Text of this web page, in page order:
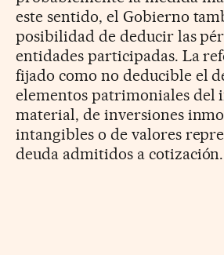
este sentido, el Gobierno
posibilidad de deducir las
entidades participadas. La
fijado como no deducible el
elementos patrimoniales del
material, de inversiones
intangibles o de valores
deuda admitidos a cotización.